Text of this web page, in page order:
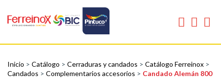
Inicio > Catálogo > Cerraduras y candados > Catálogo Ferreinox >
Candados > Complementarios accesorios > Candado Alemán 800